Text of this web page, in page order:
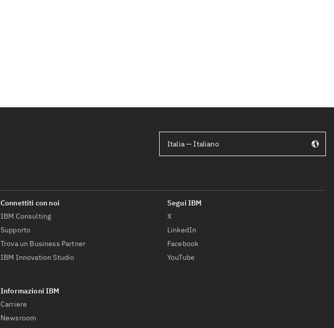
IBM Consulting
Supporto
Trova un Business Partner
IBM Innovation Studio
Carriere
Newsroom
X
LinkedIn
Facebook
YouTube
Italia — Italiano